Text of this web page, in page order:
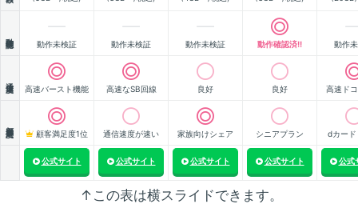
動作未検証 動作未検証 動作未検証 動作確認済!! 動作
高速バースト機能 高速なSB回線 良好 良好 高速ド
顧客満足度1位 通信速度が速い 家族向けシェア シニアプラン dカード
公式サイト 公式サイト 公式サイト 公式サイト 公式
↑この表は横スライドできます。